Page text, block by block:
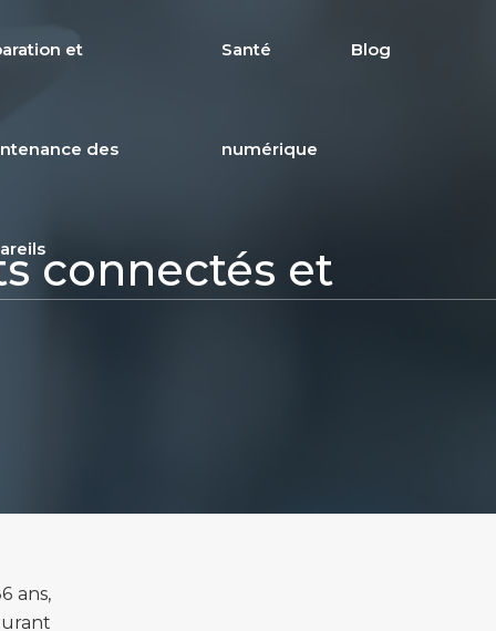
et
des
Santé
numérique
Blog
connectés et
ans,